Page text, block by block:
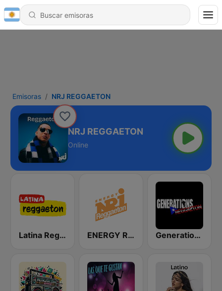
Emisoras NRJ REGGAETON
NRJ REGGAETON
Online
Latina Reggaeton ENERGY Reggaeton Generations Reggaeton